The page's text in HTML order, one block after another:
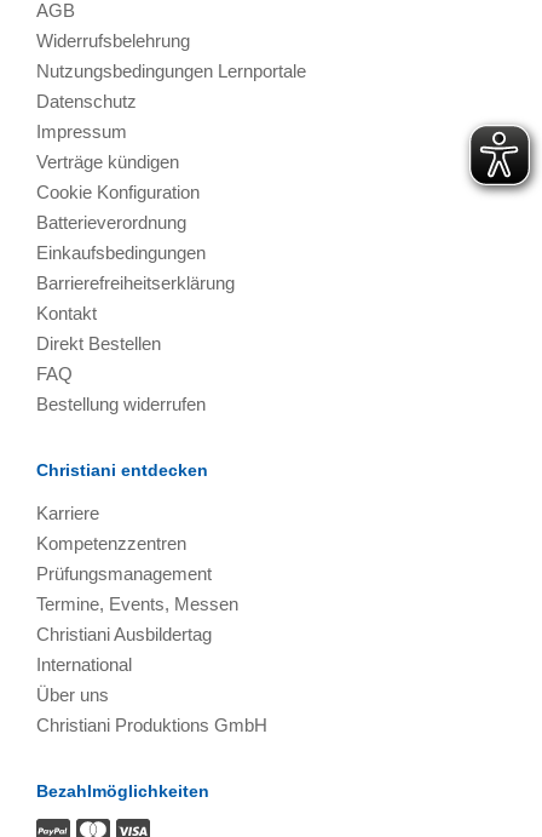
AGB
Widerrufsbelehrung
Nutzungsbedingungen Lernportale
Datenschutz
Impressum
Verträge kündigen
Cookie Konfiguration
Batterieverordnung
Einkaufsbedingungen
Barrierefreiheitserklärung
Kontakt
Direkt Bestellen
FAQ
Bestellung widerrufen
Christiani entdecken
Karriere
Kompetenzzentren
Prüfungsmanagement
Termine, Events, Messen
Christiani Ausbildertag
International
Über uns
Christiani Produktions GmbH
Bezahlmöglichkeiten